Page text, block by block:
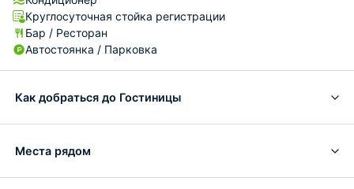
Круглосуточная стойка регистрации
Бар / Ресторан
Автостоянка / Парковка
Как добраться до Гостиницы
Места рядом